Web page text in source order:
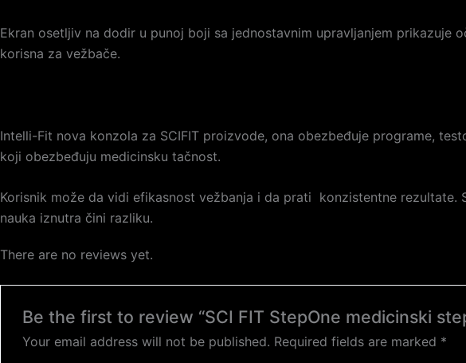
Ekran osetljiv na dodir u punoj boji sa jednostavnim upravljanjem prikazuje
korisna za vežbače.
Intelli-Fit nova konzola za SCIFIT proizvode, ona obezbeđuje programe,
koji obezbeđuju medicinsku tačnost.
Korisnik može da vidi efikasnost vežbanja i da prati konzistentne rezultate.
nauka iznutra čini razliku.
There are no reviews yet.
Be the first to review “SCI FIT StepOne medicinski
Your email address will not be published. Required fields are marked *